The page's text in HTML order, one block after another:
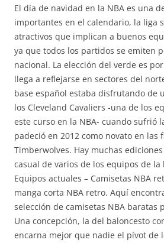
El día de navidad en la NBA es una
importantes en el calendario, la liga
atractivos que implican a buenos
ya que todos los partidos se emiten
nacional. La elección del verde es
llega a reflejarse en sectores del
base español estaba disfrutando de
los Cleveland Cavaliers -una de los
este curso en la NBA- cuando sufrió
padeció en 2012 como novato en las
Timberwolves. Hay muchas
casual de varios de los equipos de la
Equipos actuales – Camisetas NBA
manga corta NBA retro. Aquí
selección de camisetas NBA baratas
Una concepción, la del baloncesto
encarna mejor que nadie el pívot de